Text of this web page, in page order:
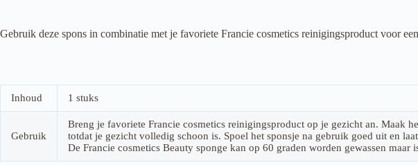
Gebruik deze spons in combinatie met je favoriete Francie cosmetics reinigingsproduct voor
Inhoud 1 stuks
Gebruik
Breng je favoriete Francie cosmetics reinigingsproduct op je gezicht an. Maak
totdat je gezicht volledig schoon is. Spoel het sponsje na gebruik goed uit en
De Francie cosmetics Beauty sponge kan op 60 graden worden gewassen maar